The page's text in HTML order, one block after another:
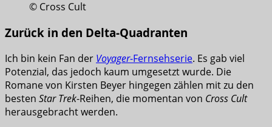
© Cross Cult
Zurück in den Delta-Quadranten
Ich bin kein Fan der Voyager-Fernsehserie. Es gab viel
Potenzial, das jedoch kaum umgesetzt wurde. Die
Romane von Kirsten Beyer hingegen zählen mit zu den
besten Star Trek-Reihen, die momentan von Cross Cult
herausgebracht werden.